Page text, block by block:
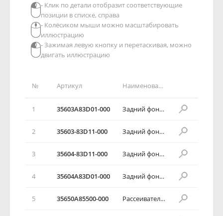
№ Артикул Наименование детали
1 35603А83D01-000 Задний фонарь в сборе
2 35603-83D11-000 Задний фонарь в сборе
3 35604-83D11-000 Задний фонарь в сборе
4 35604А83D01-000 Задний фонарь в сборе
5 35650А85500-000 Рассеиватель заднего фонаря
- Клик по детали отобразит соответствующие
позиции в списке, справа
- Колёсиком мыши можно масштабировать
иллюстрацию
- Зажимая левую кнопку и перетаскивая, можно
двигать иллюстрацию